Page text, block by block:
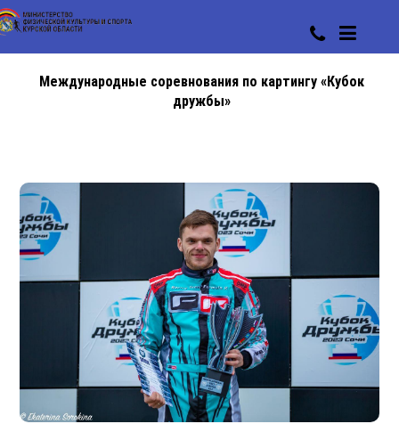
Международные соревнования по картингу «Кубок
дружбы»